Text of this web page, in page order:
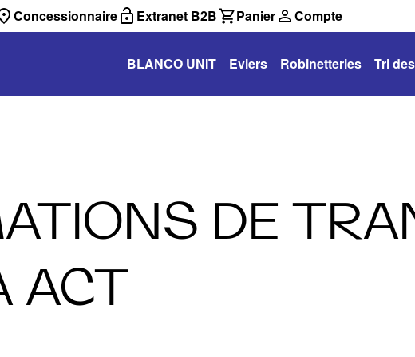
Concessionnaire Extranet B2B Panier Compte
BLANCO UNIT Eviers Robinetteries Tri
DE
ACT